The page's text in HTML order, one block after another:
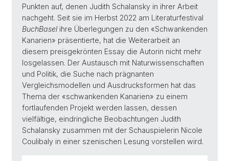
Punkten auf, denen Judith Schalansky in ihrer Arbeit
nachgeht. Seit sie im Herbst 2022 am Literaturfestival
BuchBasel ihre Überlegungen zu den «Schwankenden
Kanarien» präsentierte, hat die Weiterarbeit an
diesem preisgekrönten Essay die Autorin nicht mehr
losgelassen. Der Austausch mit Naturwissenschaften
und Politik, die Suche nach prägnanten
Vergleichsmodellen und Ausdrucksformen hat das
Thema der «schwankenden Kanarien» zu einem
fortlaufenden Projekt werden lassen, dessen
vielfältige, eindringliche Beobachtungen Judith
Schalansky zusammen mit der Schauspielerin Nicole
Coulibaly in einer szenischen Lesung vorstellen wird.